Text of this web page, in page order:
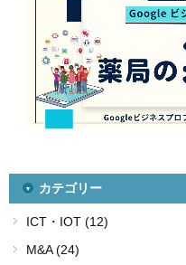
カテゴリー
ICT・IOT (12)
M&A (24)